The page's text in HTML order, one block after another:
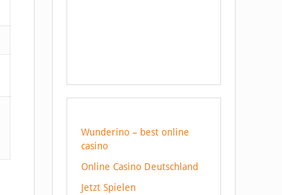
Wunderino – best online
casino
Online Casino Deutschland
Jetzt Spielen